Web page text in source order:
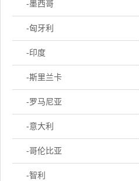
-墨西哥
-匈牙利
-印度
-斯里兰卡
-罗马尼亚
-意大利
-哥伦比亚
-智利